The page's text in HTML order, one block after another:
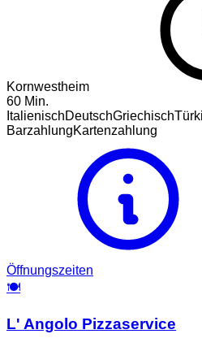
Kornwestheim
60 Min.
ItalienischDeutschGriechisch
BarzahlungKartenzahlung
Öffnungszeiten
🍽️
L' Angolo Pizzaservice